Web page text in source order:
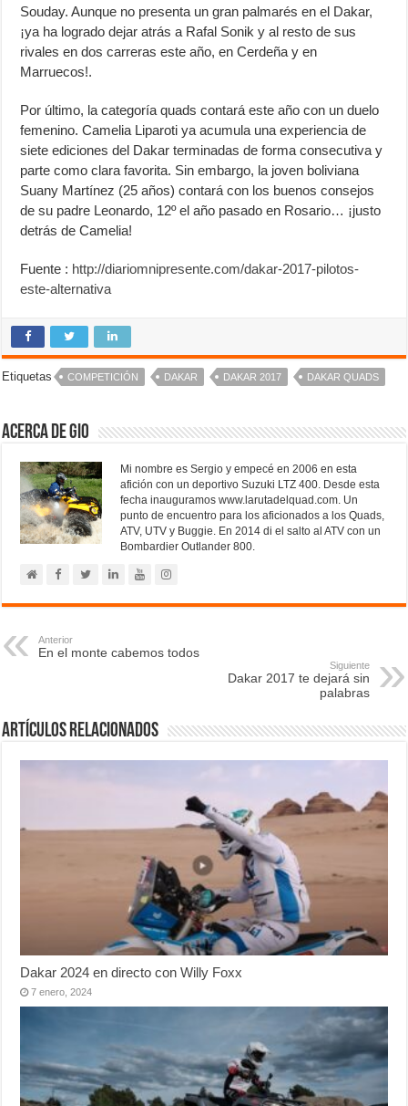
Souday. Aunque no presenta un gran palmarés en el Dakar,
¡ya ha logrado dejar atrás a Rafal Sonik y al resto de sus
rivales en dos carreras este año, en Cerdeña y en
Marruecos!.
Por último, la categoría quads contará este año con un duelo
femenino. Camelia Liparoti ya acumula una experiencia de
siete ediciones del Dakar terminadas de forma consecutiva y
parte como clara favorita. Sin embargo, la joven boliviana
Suany Martínez (25 años) contará con los buenos consejos
de su padre Leonardo, 12º el año pasado en Rosario… ¡justo
detrás de Camelia!
Fuente : http://diariomnipresente.com/dakar-2017-pilotos-
este-alternativa
Etiquetas COMPETICIÓN DAKAR DAKAR 2017 DAKAR QUADS
Acerca de Gio
Mi nombre es Sergio y empecé en 2006 en esta
afición con un deportivo Suzuki LTZ 400. Desde esta
fecha inauguramos www.larutadelquad.com. Un
punto de encuentro para los aficionados a los Quads,
ATV, UTV y Buggie. En 2014 di el salto al ATV con un
Bombardier Outlander 800.
Anterior
En el monte cabemos todos
Siguiente
Dakar 2017 te dejará sin
palabras
Artículos relacionados
Dakar 2024 en directo con Willy Foxx
7 enero, 2024